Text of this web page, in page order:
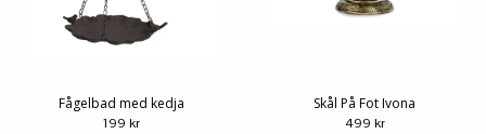
Fågelbad med kedja
199 kr
Skål På Fot Ivona
499 kr